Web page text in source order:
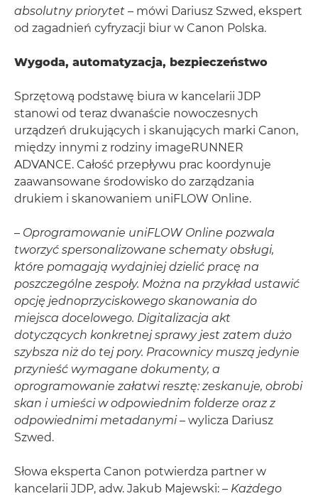
absolutny priorytet – mówi Dariusz Szwed, ekspert
od zagadnień cyfryzacji biur w Canon Polska.
Wygoda, automatyzacja, bezpieczeństwo
Sprzętową podstawę biura w kancelarii JDP
stanowi od teraz dwanaście nowoczesnych
urządzeń drukujących i skanujących marki Canon,
między innymi z rodziny imageRUNNER
ADVANCE. Całość przepływu prac koordynuje
zaawansowane środowisko do zarządzania
drukiem i skanowaniem uniFLOW Online.
– Oprogramowanie uniFLOW Online pozwala
tworzyć spersonalizowane schematy obsługi,
które pomagają wydajniej dzielić pracę na
poszczególne zespoły. Można na przykład ustawić
opcję jednoprzyciskowego skanowania do
miejsca docelowego. Digitalizacja akt
dotyczących konkretnej sprawy jest zatem dużo
szybsza niż do tej pory. Pracownicy muszą jedynie
przynieść wymagane dokumenty, a
oprogramowanie załatwi resztę: zeskanuje, obrobi
skan i umieści w odpowiednim folderze oraz z
odpowiednimi metadanymi– wylicza Dariusz
Szwed.
Słowa eksperta Canon potwierdza partner w
kancelarii JDP, adw. Jakub Majewski: – Każdego